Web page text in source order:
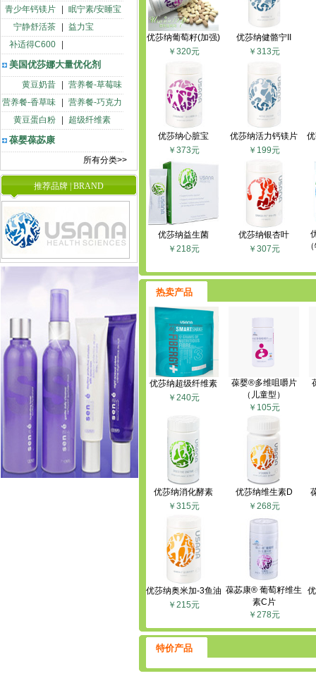
青少年钙镁片
眠宁素/安睡宝
宁静舒活茶
益力宝
补适得C600
美国优莎娜大量优化剂
黄豆奶昔
营养餐-草莓味
营养餐-香草味
营养餐-巧克力
黄豆蛋白粉
超级纤维素
葆婴葆苾康
所有分类>>
推荐品牌 | BRAND
优莎纳葡萄籽(加强)
￥320元
优莎纳健骼宁II
￥313元
优莎纳心脏宝
￥373元
优莎纳活力钙镁片
￥199元
优莎纳益生菌
￥218元
优莎纳银杏叶
￥307元
热卖产品
优莎纳超级纤维素
￥240元
葆婴®多维咀嚼片
（儿童型）
￥105元
优莎纳消化酵素
￥315元
优莎纳维生素D
￥268元
优莎纳奥米加-3鱼油
￥215元
葆苾康® 葡萄籽维生
素C片
￥278元
特价产品